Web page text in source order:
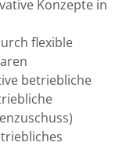
Konzepte in
flexible
betriebliche